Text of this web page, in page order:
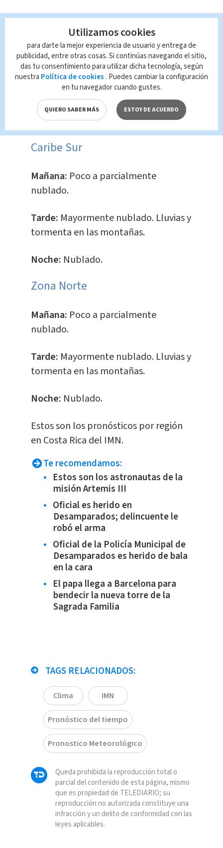
Caribe Norte
Mañana:Parcialmente nublado.
Tarde:Mayormente nublado. Lluvias y
tormenta en las montañas.
Noche:Nublado.
Caribe Sur
Mañana: Poco a parcialmente
nublado.
Tarde: Mayormente nublado. Lluvias y
tormenta en las montañas.
Noche: Nublado.
​Zona Norte
Mañana: Poco a parcialmente
nublado.
Tarde: Mayormente nublado. Lluvias y
tormenta en las montañas.
Noche: Nublado.
Estos son los pronósticos por región
en Costa Rica del IMN.
Te recomendamos:
Estos son los astronautas de la
misión Artemis III
Oficial es herido en
Desamparados; delincuente le
robó el arma
Oficial de la Policía Municipal de
Desamparados es herido de bala
en la cara
El papa llega a Barcelona para
bendecir la nueva torre de la
Sagrada Familia
TAGS RELACIONADOS:
Clima IMN
Pronóstico del tiempo
Pronostico Meteorológico
Queda prohibida la reproducción total o
parcial del contenido de esta página, mismo
que es propiedad de TELEDIARIO; su
reproducción no autorizada constituye una
infracción y un delito de conformidad con las
leyes aplicables.
Utilizamos cookies
para darte la mejor experiencia de usuario y entrega de
publicidad, entre otras cosas. Si continúas navegando el sitio,
das tu consentimiento para utilizar dicha tecnología, según
nuestra Política de cookies . Puedes cambiar la configuración
en tu navegador cuando gustes.
QUIERO SABER MÁS ESTOY DE ACUERDO